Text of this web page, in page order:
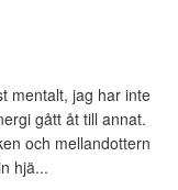
mentalt, jag har inte
gått åt till annat.
och mellandottern
hjä...